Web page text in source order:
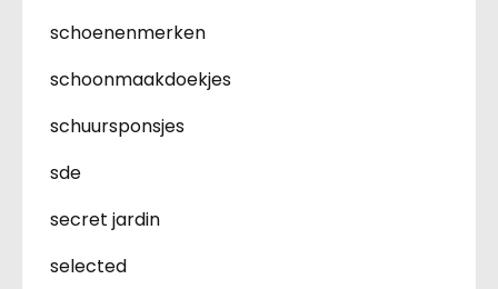
schoenenmerken
schoonmaakdoekjes
schuursponsjes
sde
secret jardin
selected